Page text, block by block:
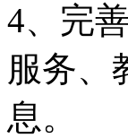
4、完
服务、
息。